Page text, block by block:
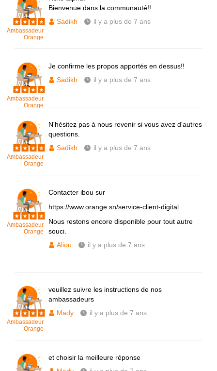
Ambassadeur
Orange
Bienvenue dans la communauté!!
Sadikh
il y a plus de 7 ans
Ambassadeur
Orange
Je confirme les propos apportés en dessus!!
Sadikh
il y a plus de 7 ans
Ambassadeur
Orange
N'hésitez pas à nous revenir si vous avez d'autres
questions.
Sadikh
il y a plus de 7 ans
Ambassadeur
Orange
Contacter ibou sur
https://www.orange.sn/service-client-digital
Nous restons encore disponible pour tout autre
souci.
Aliou
il y a plus de 7 ans
Ambassadeur
Orange
veuillez suivre les instructions de nos
ambassadeurs
Mady
il y a plus de 7 ans
et choisir la meilleure réponse